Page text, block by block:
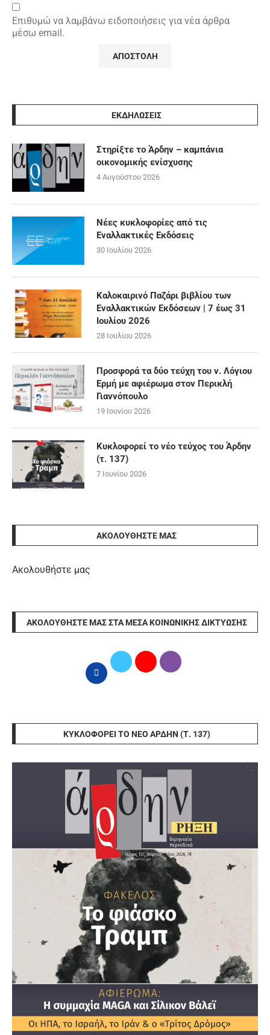
Επιθυμώ να λαμβάνω ειδοποιήσεις για νέα άρθρα
μέσω email.
ΕΚΔΗΛΩΣΕΙΣ
Στηρίξτε το Άρδην – καμπάνια
οικονομικής ενίσχυσης
4 Αυγούστου 2026
Νέες κυκλοφορίες από τις
Εναλλακτικές Εκδόσεις
30 Ιουλίου 2026
Καλοκαιρινό Παζάρι βιβλίου των
Εναλλακτικών Εκδόσεων | 7 έως 31
Ιουλίου 2026
28 Ιουλίου 2026
Προσφορά τα δύο τεύχη του ν. Λόγιου
Ερμή με αφιέρωμα στον Περικλή
Γιαννόπουλο
19 Ιουνίου 2026
Κυκλοφορεί το νέο τεύχος του Άρδην
(τ. 137)
7 Ιουνίου 2026
ΑΚΟΛΟΥΘΉΣΤΕ ΜΑΣ
Ακολουθήστε μας
ΑΚΟΛΟΥΘΉΣΤΕ ΜΑΣ ΣΤΑ ΜΈΣΑ ΚΟΙΝΩΝΙΚΉΣ ΔΙΚΤΎΩΣΗΣ
ΚΥΚΛΟΦΟΡΕΊ ΤΟ ΝΈΟ ΆΡΔΗΝ (Τ. 137)